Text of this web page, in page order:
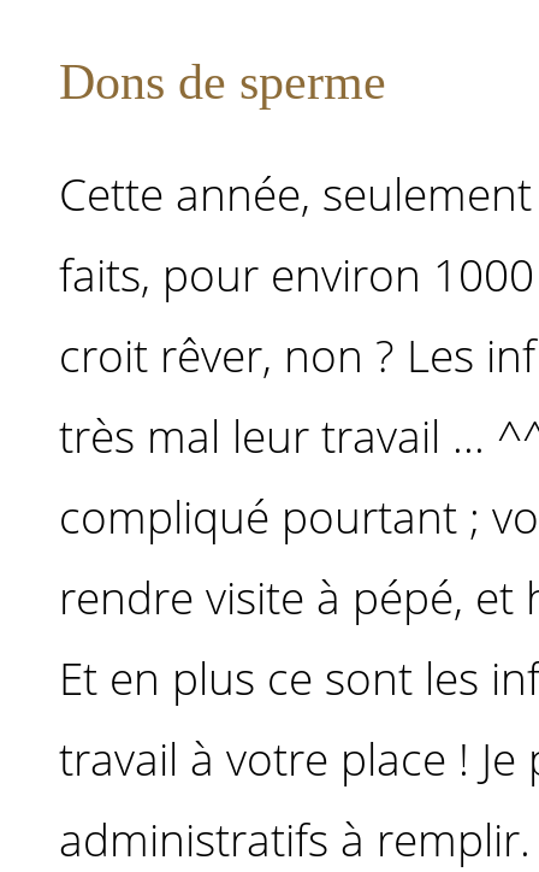
Dons de sperme
Cette année,
faits, pour environ
croit rêver, non ? Les
très mal leur travail ...
compliqué pourtant ;
rendre visite à pépé, et
Et en plus ce sont les
travail à votre place !
administratifs à remplir.